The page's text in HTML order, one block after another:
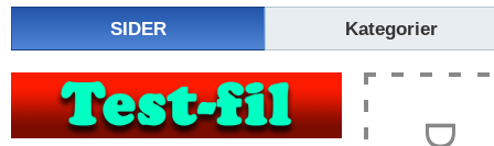
SIDER Kategorier